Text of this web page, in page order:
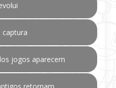
captura
jogos aparecem